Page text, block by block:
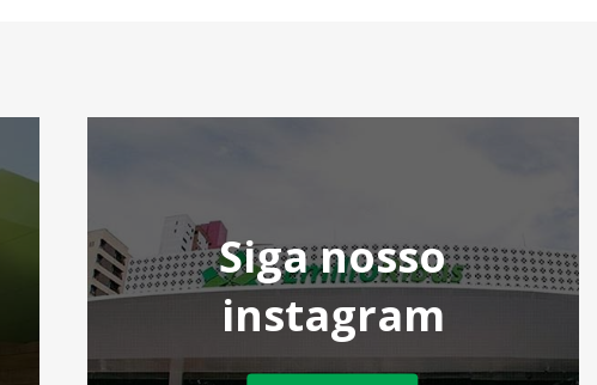
Siga nosso
instagram